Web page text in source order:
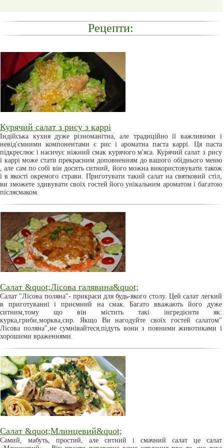
Рецепти:
Курячий салат з рису з каррі
Індійська кухня дуже різноманітна, але традиційно її важливими і
невід'ємними компонентами є рис і ароматна паста каррі. Ця паста
підкреслює і насичує ніжний смак курячого м'яса. Курячий салат з рису
і каррі може стати прекрасним доповненням до вашого обіднього меню
, але сам по собі він досить ситний, його можна використовувати також
і в якості окремого страви. Приготувати такий салат на святковий стіл,
ви зможете здивувати своїх гостей його унікальним ароматом і багатою
післясмаком.
Салат &quot;Лісова галявина&quot;
Салат "Лісова поляна"- прикраси для будь-якого столу. Цей салат легкий
в приготуванні і приємний на смак. Багато вважають його дуже
ситним,тому що він містить такі інгредієнти як:
курка,гриби,морква,сир. Якщо Ви нагодуйте своїх гостей салатом"
Лісова поляна",не сумнівайтеся,підуть вони з повними животиками і
хорошими враженнями.
Салат &quot;Млинцевий&quot;
Самий, мабуть, простий, але ситний і смачний салат це салат